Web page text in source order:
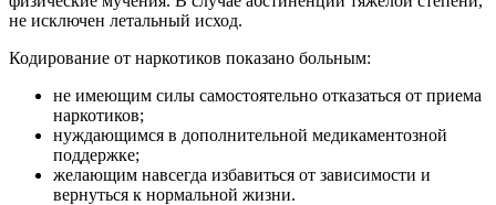
не исключен летальный исход.
Кодирование от наркотиков показано больным:
не имеющим силы самостоятельно отказаться от приема
наркотиков;
нуждающимся в дополнительной медикаментозной
поддержке;
желающим навсегда избавиться от зависимости и
вернуться к нормальной жизни.